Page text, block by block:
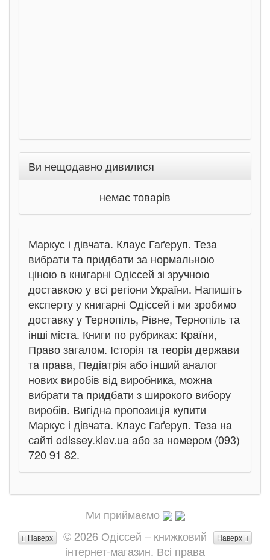
Ви нещодавно дивилися
немає товарів
Маркус і дівчата. Клаус Гаґеруп. Теза
вибрати та придбати за нормальною
ціною в книгарні Одіссей зі зручною
доставкою у всі регіони України. Напишіть
експерту у книгарні Одіссей і ми зробимо
доставку у Тернопіль, Рівне, Тернопіль та
інші міста. Книги по рубриках: Країни,
Право загалом. Історія та теорія держави
та права, Педіатрія або інший аналог
нових виробів від виробника, можна
вибрати та придбати з широкого вибору
виробів. Вигідна пропозиція купити
Маркус і дівчата. Клаус Гаґеруп. Теза на
сайті odissey.kiev.ua або за номером (093)
720 91 82.
Ми приймаємо
Наверх
Наверх
© 2026 Одіссей – книжковий
інтернет-магазин. Всі права